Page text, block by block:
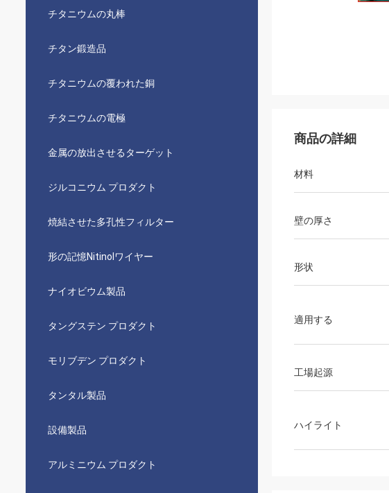
チタニウムの丸棒
チタン鍛造品
チタニウムの覆われた銅
チタニウムの電極
金属の放出させるターゲット
ジルコニウム プロダクト
焼結させた多孔性フィルター
形の記憶Nitinolワイヤー
ナイオビウム製品
タングステン プロダクト
モリブデン プロダクト
タンタル製品
設備製品
アルミニウム プロダクト
商品の詳細
材料
壁の厚さ
形状
適用する
工場起源
ハイライト